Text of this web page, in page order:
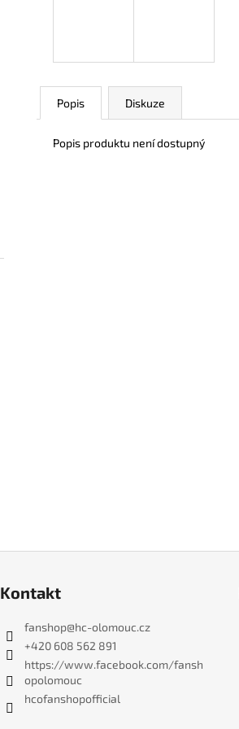
Popis Diskuze
Popis produktu není dostupný
Kontakt
fanshop@hc-olomouc.cz
+420 608 562 891
https://www.facebook.com/fansh
opolomouc
hcofanshopofficial